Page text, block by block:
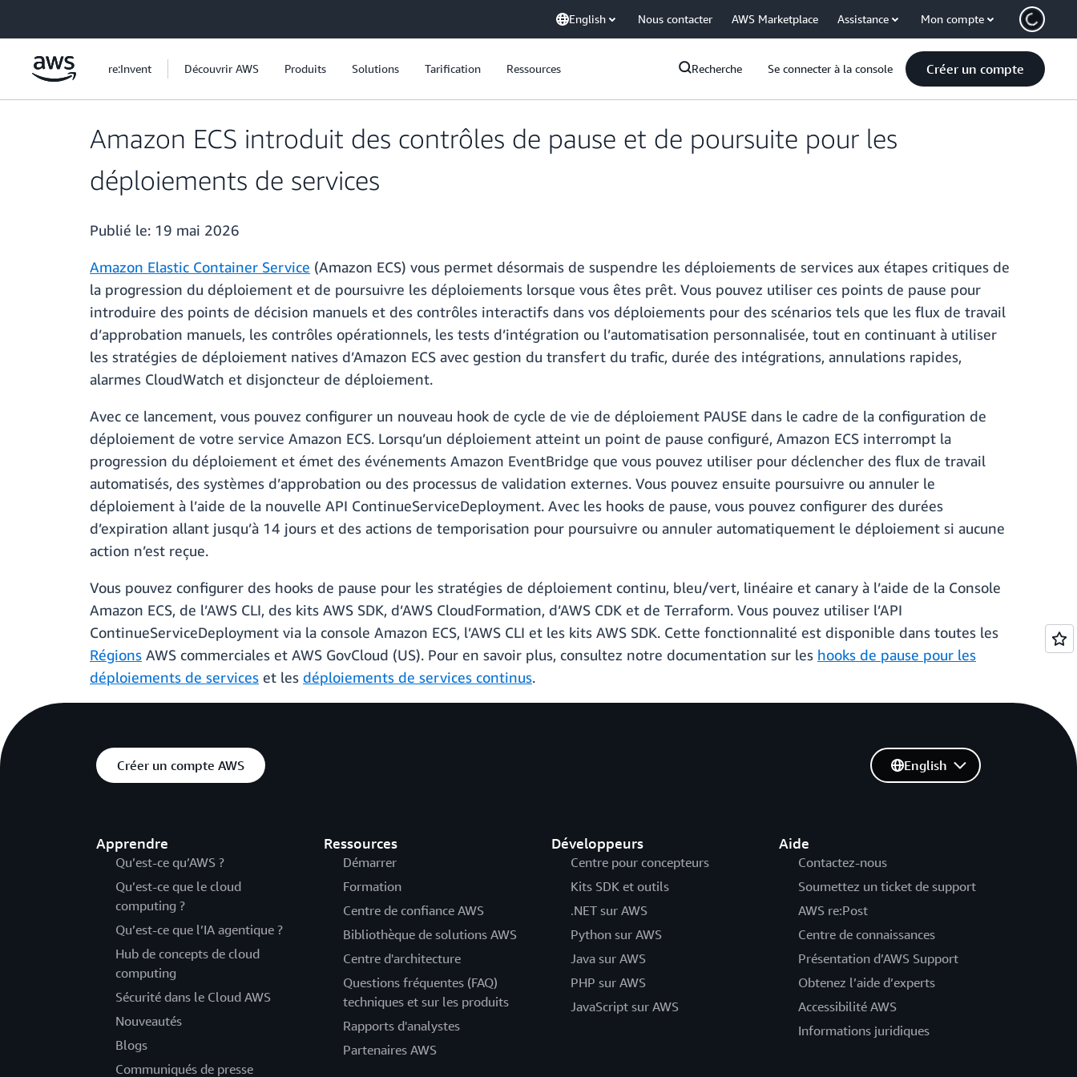
English Nous contacter AWS Marketplace Assistance Mon compte
re:Invent Découvrir AWS Produits Solutions Tarification Ressources Recherche Se connecter à la console Créer un compte
Amazon ECS introduit des contrôles de pause et de poursuite pour les
déploiements de services
Publié le: 19 mai 2026
Amazon Elastic Container Service (Amazon ECS) vous permet désormais de suspendre les déploiements de services aux étapes critiques de
la progression du déploiement et de poursuivre les déploiements lorsque vous êtes prêt. Vous pouvez utiliser ces points de pause pour
introduire des points de décision manuels et des contrôles interactifs dans vos déploiements pour des scénarios tels que les flux de travail
d’approbation manuels, les contrôles opérationnels, les tests d’intégration ou l’automatisation personnalisée, tout en continuant à utiliser
les stratégies de déploiement natives d’Amazon ECS avec gestion du transfert du trafic, durée des intégrations, annulations rapides,
alarmes CloudWatch et disjoncteur de déploiement.
Avec ce lancement, vous pouvez configurer un nouveau hook de cycle de vie de déploiement PAUSE dans le cadre de la configuration de
déploiement de votre service Amazon ECS. Lorsqu’un déploiement atteint un point de pause configuré, Amazon ECS interrompt la
progression du déploiement et émet des événements Amazon EventBridge que vous pouvez utiliser pour déclencher des flux de travail
automatisés, des systèmes d’approbation ou des processus de validation externes. Vous pouvez ensuite poursuivre ou annuler le
déploiement à l’aide de la nouvelle API ContinueServiceDeployment. Avec les hooks de pause, vous pouvez configurer des durées
d’expiration allant jusqu’à 14 jours et des actions de temporisation pour poursuivre ou annuler automatiquement le déploiement si aucune
action n’est reçue.
Vous pouvez configurer des hooks de pause pour les stratégies de déploiement continu, bleu/vert, linéaire et canary à l’aide de la Console
Amazon ECS, de l’AWS CLI, des kits AWS SDK, d’AWS CloudFormation, d’AWS CDK et de Terraform. Vous pouvez utiliser l’API
ContinueServiceDeployment via la console Amazon ECS, l’AWS CLI et les kits AWS SDK. Cette fonctionnalité est disponible dans toutes les
Régions AWS commerciales et AWS GovCloud (US). Pour en savoir plus, consultez notre documentation sur les hooks de pause pour les
déploiements de services et les déploiements de services continus.
Créer un compte AWS
Apprendre
Qu’est-ce qu’AWS ?
Qu’est-ce que le cloud
computing ?
Qu’est-ce que l’IA agentique ?
Hub de concepts de cloud
computing
Sécurité dans le Cloud AWS
Nouveautés
Blogs
Communiqués de presse
Ressources
Démarrer
Formation
Centre de confiance AWS
Bibliothèque de solutions AWS
Centre d'architecture
Questions fréquentes (FAQ)
techniques et sur les produits
Rapports d'analystes
Partenaires AWS
Développeurs
Centre pour concepteurs
Kits SDK et outils
.NET sur AWS
Python sur AWS
Java sur AWS
PHP sur AWS
JavaScript sur AWS
Aide
Contactez-nous
Soumettez un ticket de support
AWS re:Post
Centre de connaissances
Présentation d’AWS Support
Obtenez l’aide d’experts
Accessibilité AWS
Informations juridiques
English